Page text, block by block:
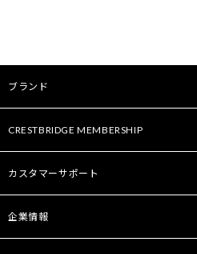
ブランド
CRESTBRIDGE MEMBERSHIP
カスタマーサポート
企業情報